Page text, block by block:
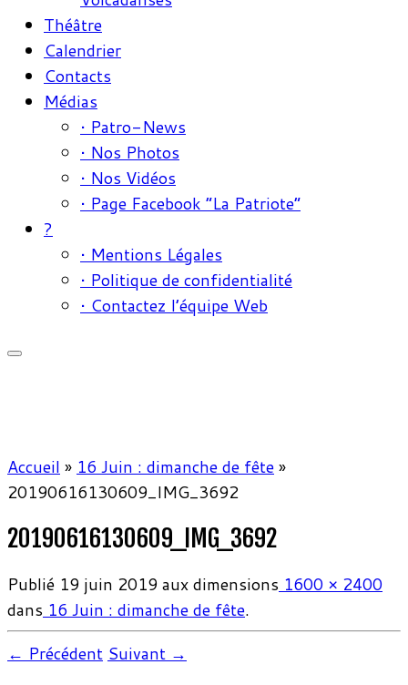
Théâtre
Calendrier
Contacts
Médias
• Patro-News
• Nos Photos
• Nos Vidéos
• Page Facebook “La Patriote”
?
• Mentions Légales
• Politique de confidentialité
• Contactez l’équipe Web
Accueil » 16 Juin : dimanche de fête»
20190616130609_IMG_3692
20190616130609_IMG_3692
Publié 19 juin 2019 aux dimensions 1600 × 2400
dans 16 Juin : dimanche de fête.
← Précédent Suivant →